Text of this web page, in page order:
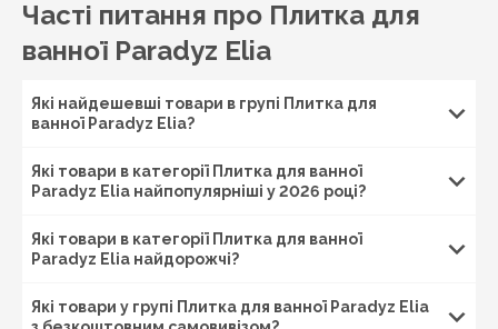
довговічність, практичність, приголомшливі дані
естетичності, інші експлуатаційні гідності. У свою
чергу, розумність вартості облицювальних покриттів
клієнтурі.
Відмінною особливістю оформлення плитки для
ванної Парадиж Еліа стало автентичне наслідування
особливої гармонійності і виразності різноманітних
напрямків стилістики. Приглушені відтінки перлового
мозаїки, що створює цілісність композиції і органічно
Часті питання про Плитка для
ванної Paradyz Elia
Які найдешевші товари в групі Плитка для
ванної Paradyz Elia?
Які товари в категорії Плитка для ванної
Paradyz Elia найпопулярніші у 2026 році?
Які товари в категорії Плитка для ванної
Paradyz Elia найдорожчі?
Які товари у групі Плитка для ванної Paradyz Elia